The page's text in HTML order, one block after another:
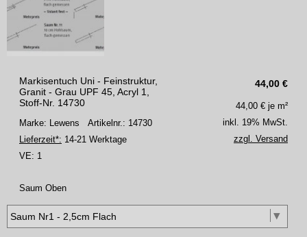
44,00 €
Markisentuch Uni - Feinstruktur,
Granit - Grau UPF 45, Acryl 1,
Stoff-Nr. 14730
Marke: Lewens Artikelnr.: 14730
Lieferzeit*: 14-21 Werktage
VE: 1
44,00 € je m²
inkl. 19% MwSt.
zzgl. Versand
Saum Oben